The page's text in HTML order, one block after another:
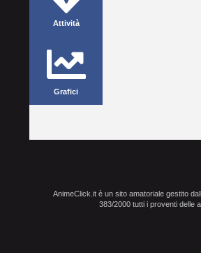
Attività
Grafici
AnimeClick.it è un sito amatoriale gestito
383/2000 tutti i proventi delle